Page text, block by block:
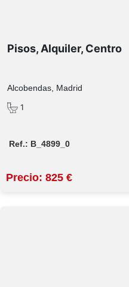
Pisos, Alquiler, Centro
Alcobendas, Madrid
1
Ref.: B_4899_0
Precio: 825 €
Espectacular piso